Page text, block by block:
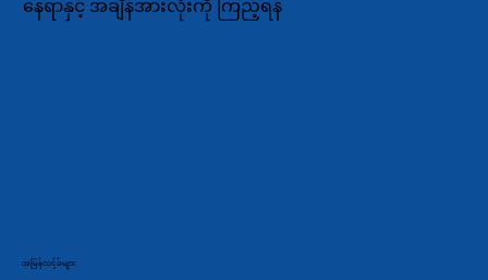
နေရာနှင့် အချိန်အားလုံးကို ကြည့်ရန်
အမြန်လင့်ခ်များ